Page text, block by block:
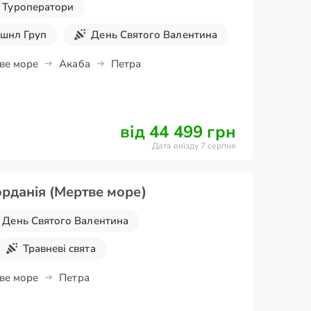
Туроператори
Груп
День Святого Валентина
Травневі свята
море Акаба Петра
від 44 499 грн
Дата виїзду 7 серпня
(Мертве море)
День Святого Валентина
Травневі свята
Осінні канікули
море Петра